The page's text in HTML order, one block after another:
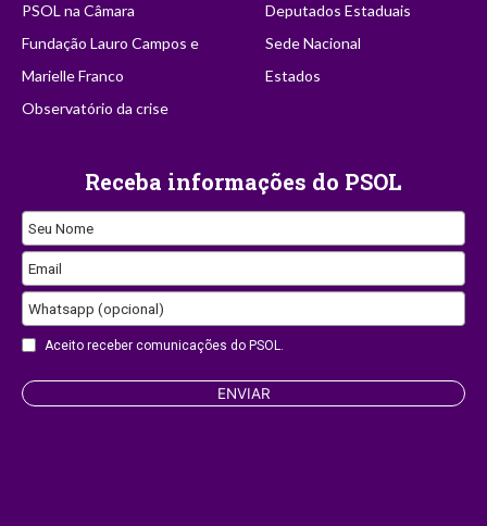
PSOL na Câmara
Fundação Lauro Campos e
Marielle Franco
Observatório da crise
Deputados Estaduais
Sede Nacional
Estados
Receba informações do PSOL
Seu Nome
Email
Whatsapp (opcional)
Contact
Aceito receber comunicações do PSOL.
ENVIAR